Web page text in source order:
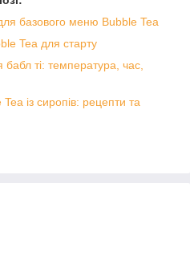
для базового меню Bubble Tea
Tea для старту
ті: температура, час,
із сиропів: рецепти та